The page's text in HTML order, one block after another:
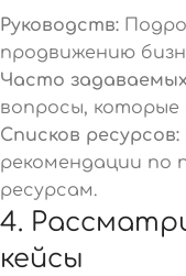
Руководств:
продвижению
Часто задаваемых
вопросы, которые
Списков ресурсов:
рекомендации по
ресурсам.
4.
кейсы